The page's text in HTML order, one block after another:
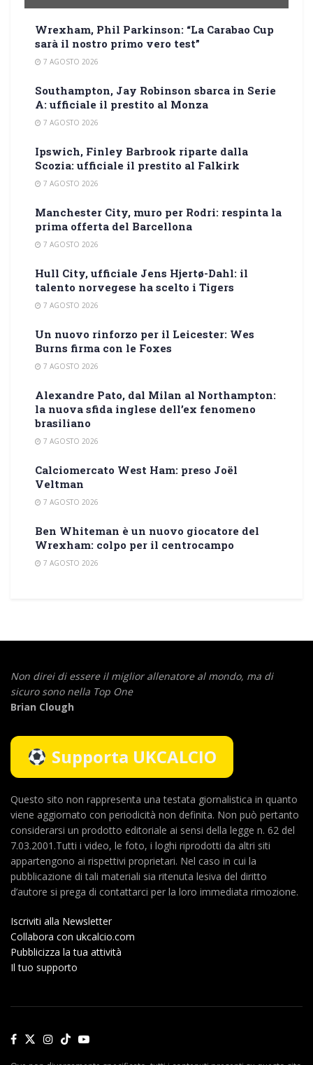
Wrexham, Phil Parkinson: “La Carabao Cup
sarà il nostro primo vero test”
7 AGOSTO 2026
Southampton, Jay Robinson sbarca in Serie
A: ufficiale il prestito al Monza
7 AGOSTO 2026
Ipswich, Finley Barbrook riparte dalla
Scozia: ufficiale il prestito al Falkirk
7 AGOSTO 2026
Manchester City, muro per Rodri: respinta la
prima offerta del Barcellona
7 AGOSTO 2026
Hull City, ufficiale Jens Hjertø-Dahl: il
talento norvegese ha scelto i Tigers
7 AGOSTO 2026
Un nuovo rinforzo per il Leicester: Wes
Burns firma con le Foxes
7 AGOSTO 2026
Alexandre Pato, dal Milan al Northampton:
la nuova sfida inglese dell’ex fenomeno
brasiliano
7 AGOSTO 2026
Calciomercato West Ham: preso Joël
Veltman
7 AGOSTO 2026
Ben Whiteman è un nuovo giocatore del
Wrexham: colpo per il centrocampo
7 AGOSTO 2026
Non direi di essere il miglior allenatore al mondo, ma di
sicuro sono nella Top One
Brian Clough
Supporta UKCALCIO
Questo sito non rappresenta una testata giornalistica in quanto
viene aggiornato con periodicità non definita. Non può pertanto
considerarsi un prodotto editoriale ai sensi della legge n. 62 del
7.03.2001.Tutti i video, le foto, i loghi riprodotti da altri siti
appartengono ai rispettivi proprietari. Nel caso in cui la
pubblicazione di tali materiali sia ritenuta lesiva del diritto
d’autore si prega di contattarci per la loro immediata rimozione.
Iscriviti alla Newsletter
Collabora con ukcalcio.com
Pubblicizza la tua attività
Il tuo supporto